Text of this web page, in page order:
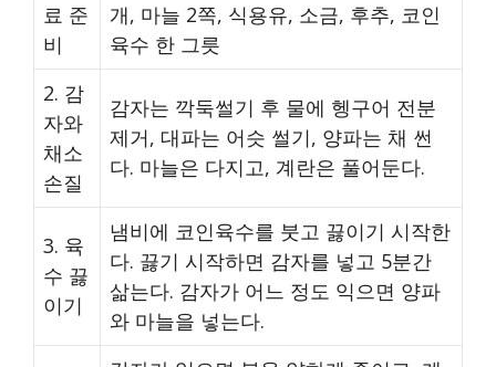
료 준
비
개, 마늘 2쪽, 식용유, 소금, 후추, 코인
육수 한 그릇
2. 감
자와
채소
손질
감자는 깍둑썰기 후 물에 헹구어 전분
제거, 대파는 어슷 썰기, 양파는 채 썬
다. 마늘은 다지고, 계란은 풀어둔다.
3. 육
수 끓
이기
냄비에 코인육수를 붓고 끓이기 시작한
다. 끓기 시작하면 감자를 넣고 5분간
삶는다. 감자가 어느 정도 익으면 양파
와 마늘을 넣는다.